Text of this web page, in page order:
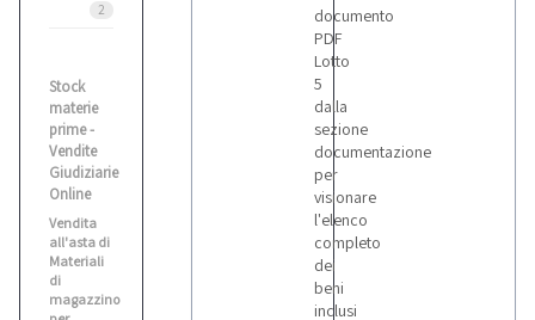
2
Stock
materie
prime -
Vendite
Giudiziarie
Online
Vendita
all'asta di
Materiali
di
magazzino
documento
PDF
Lotto
5
dalla
sezione
documentazione
per
visionare
l'elenco
completo
dei
beni
inclusi